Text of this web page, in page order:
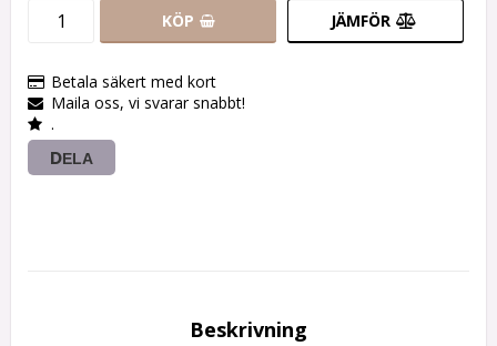
KÖP JÄMFÖR
Betala säkert med kort
Maila oss, vi svarar snabbt!
.
DELA
Beskrivning